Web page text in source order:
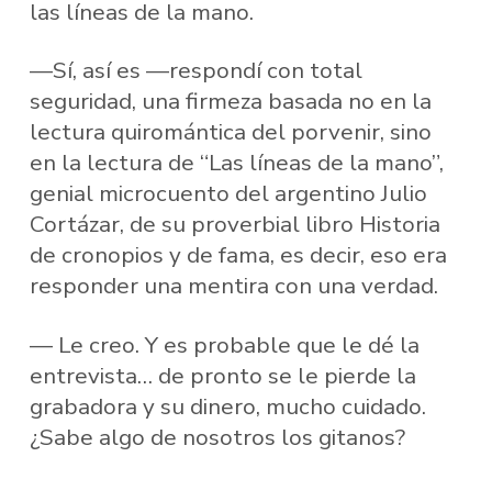
las líneas de la mano.
—Sí, así es —respondí con total
seguridad, una firmeza basada no en la
lectura quiromántica del porvenir, sino
en la lectura de “Las líneas de la mano”,
genial microcuento del argentino Julio
Cortázar, de su proverbial libro Historia
de cronopios y de fama, es decir, eso era
responder una mentira con una verdad.
— Le creo. Y es probable que le dé la
entrevista… de pronto se le pierde la
grabadora y su dinero, mucho cuidado.
¿Sabe algo de nosotros los gitanos?